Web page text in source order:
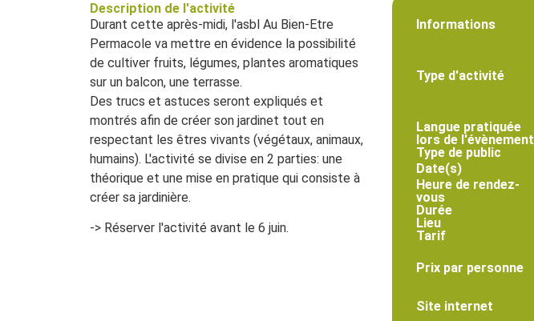
Description de l'activité
Durant cette après-midi, l'asbl Au Bien-Etre
Permacole va mettre en évidence la possibilité
de cultiver fruits, légumes, plantes aromatiques
sur un balcon, une terrasse.
Des trucs et astuces seront expliqués et
montrés afin de créer son jardinet tout en
respectant les êtres vivants (végétaux, animaux,
humains). L'activité se divise en 2 parties: une
théorique et une mise en pratique qui consiste à
créer sa jardinière.
-> Réserver l'activité avant le 6 juin.
Informations
Type d'activité
Langue pratiquée
lors de l'évènement
Type de public
Date(s)
Heure de rendez-
vous
Durée
Lieu
Tarif
Prix par personne
Site internet